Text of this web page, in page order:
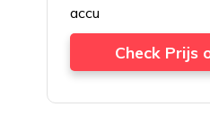
accu
Check Prijs